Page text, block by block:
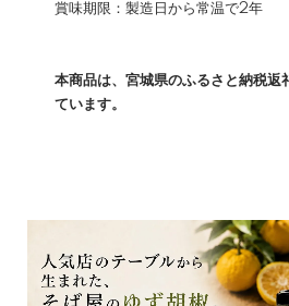
賞味期限：製造日から常温で2年
本商品は、宮城県のふるさと納税返
ています。